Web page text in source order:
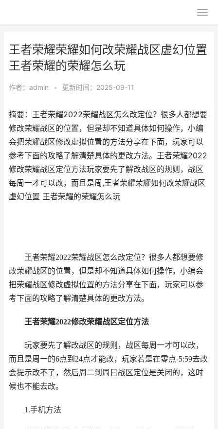
王者荣耀荣耀如何改荣耀战区虚幻位置
王者荣耀的荣耀怎么玩
作者： admin • 更新时间：2025-09-11
摘要：王者荣耀2022荣耀战区怎么改定位？很多人都想要
修改荣耀战区的位置，但是却不知道具体如何操作，小编
会把荣耀战区修改虚拟位置的方法分享在下面，玩家可以
参考下面的攻略了解清楚具体的更改方法。王者荣耀2022
修改荣耀战区定位方法玩家要先了解改战区的规则，战区
每周一才可以改，而且是周,王者荣耀荣耀如何改荣耀战区
虚幻位置 王者荣耀的荣耀怎么玩
王者荣耀2022荣耀战区怎么改定位？很多人都想要修
改荣耀战区的位置，但是却不知道具体如何操作，小编会
把荣耀战区修改虚拟位置的方法分享在下面，玩家可以参
考下面的攻略了解清楚具体的更改方法。
王者荣耀2022修改荣耀战区定位方法
玩家要先了解改战区的规则，战区每周一才可以改，
而且是周一的6点到24点才能改，玩家若是在零点-5:59去改
会提示改不了，然后周二到周日战区定位是关闭的，这时
候也不能去改。
1.手机方法